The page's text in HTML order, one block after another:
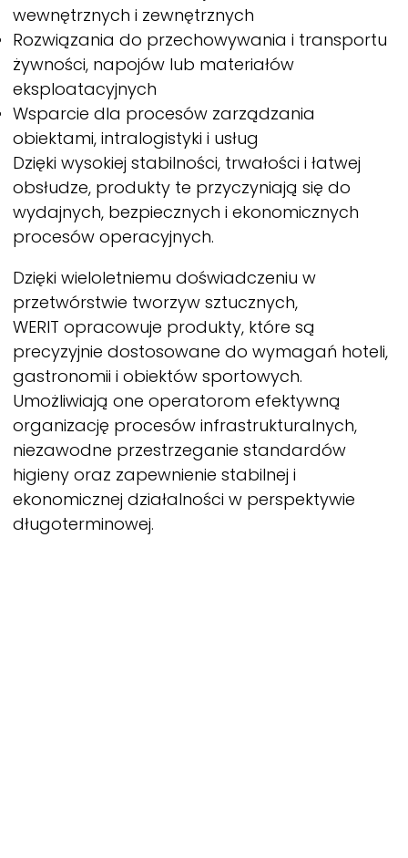
wewnętrznych i zewnętrznych
Rozwiązania do przechowywania i transportu
żywności, napojów lub materiałów
eksploatacyjnych
Wsparcie dla procesów zarządzania
obiektami, intralogistyki i usług
Dzięki wysokiej stabilności, trwałości i łatwej
obsłudze, produkty te przyczyniają się do
wydajnych, bezpiecznych i ekonomicznych
procesów operacyjnych.
Dzięki wieloletniemu doświadczeniu w
przetwórstwie tworzyw sztucznych,
WERIT opracowuje produkty, które są
precyzyjnie dostosowane do wymagań hoteli,
gastronomii i obiektów sportowych.
Umożliwiają one operatorom efektywną
organizację procesów infrastrukturalnych,
niezawodne przestrzeganie standardów
higieny oraz zapewnienie stabilnej i
ekonomicznej działalności w perspektywie
długoterminowej.